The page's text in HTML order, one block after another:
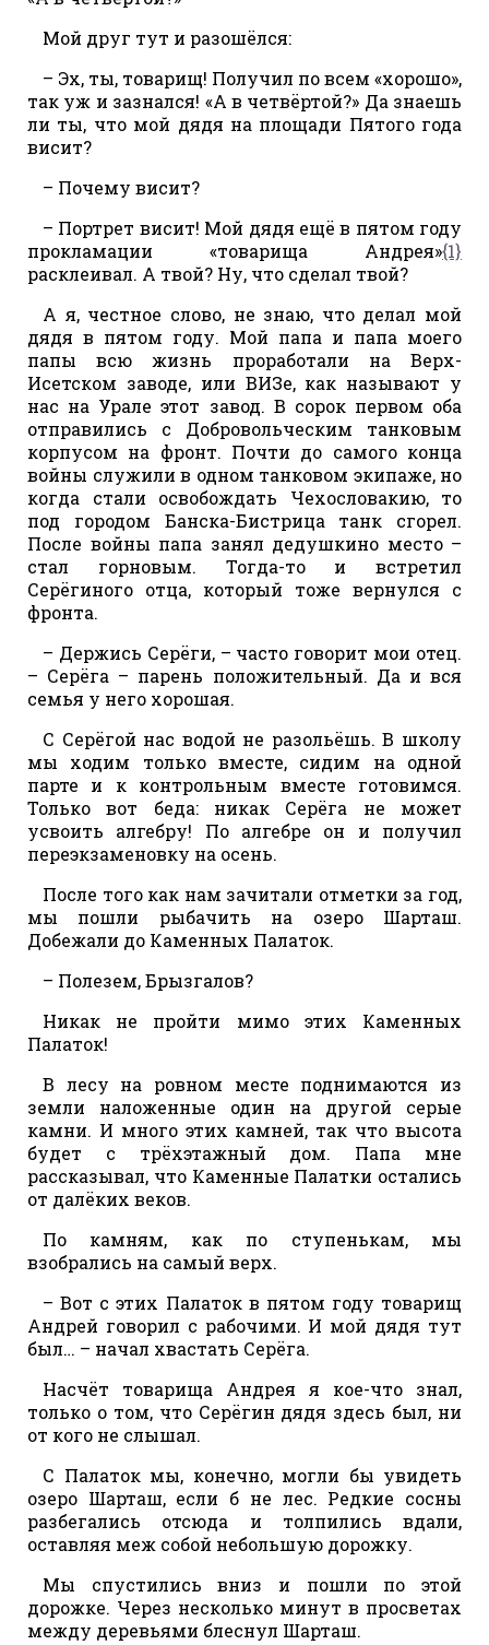
Мой друг тут и разошёлся:
– Эх, ты, товарищ! Получил по всем «хорошо»,
так уж и зазнался! «А в четвёртой?» Да знаешь
ли ты, что мой дядя на площади Пятого года
висит?
– Почему висит?
– Портрет висит! Мой дядя ещё в пятом году
прокламации «товарища Андрея»{1}
расклеивал. А твой? Ну, что сделал твой?
А я, честное слово, не знаю, что делал мой
дядя в пятом году. Мой папа и папа моего
папы всю жизнь проработали на Верх-
Исетском заводе, или ВИЗе, как называют у
нас на Урале этот завод. В сорок первом оба
отправились с Добровольческим танковым
корпусом на фронт. Почти до самого конца
войны служили в одном танковом экипаже, но
когда стали освобождать Чехословакию, то
под городом Банска-Бистрица танк сгорел.
После войны папа занял дедушкино место –
стал горновым. Тогда-то и встретил
Серёгиного отца, который тоже вернулся с
фронта.
– Держись Серёги, – часто говорит мои отец.
– Серёга – парень положительный. Да и вся
семья у него хорошая.
С Серёгой нас водой не разольёшь. В школу
мы ходим только вместе, сидим на одной
парте и к контрольным вместе готовимся.
Только вот беда: никак Серёга не может
усвоить алгебру! По алгебре он и получил
переэкзаменовку на осень.
После того как нам зачитали отметки за год,
мы пошли рыбачить на озеро Шарташ.
Добежали до Каменных Палаток.
– Полезем, Брызгалов?
Никак не пройти мимо этих Каменных
Палаток!
В лесу на ровном месте поднимаются из
земли наложенные один на другой серые
камни. И много этих камней, так что высота
будет с трёхэтажный дом. Папа мне
рассказывал, что Каменные Палатки остались
от далёких веков.
По камням, как по ступенькам, мы
взобрались на самый верх.
– Вот с этих Палаток в пятом году товарищ
Андрей говорил с рабочими. И мой дядя тут
был… – начал хвастать Серёга.
Насчёт товарища Андрея я кое-что знал,
только о том, что Серёгин дядя здесь был, ни
от кого не слышал.
С Палаток мы, конечно, могли бы увидеть
озеро Шарташ, если б не лес. Редкие сосны
разбегались отсюда и толпились вдали,
оставляя меж собой небольшую дорожку.
Мы спустились вниз и пошли по этой
дорожке. Через несколько минут в просветах
между деревьями блеснул Шарташ.